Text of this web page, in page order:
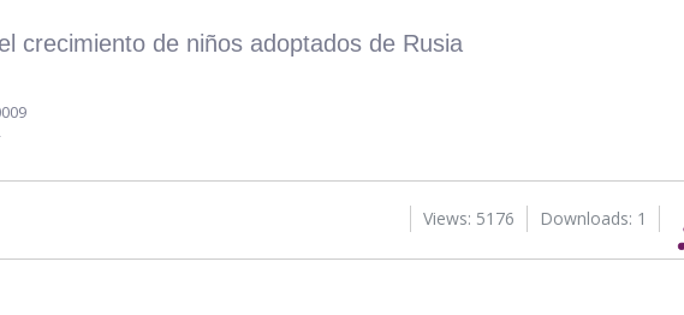
crecimiento de niños adoptados de Rusia
Downloads: 1
Views: 5176